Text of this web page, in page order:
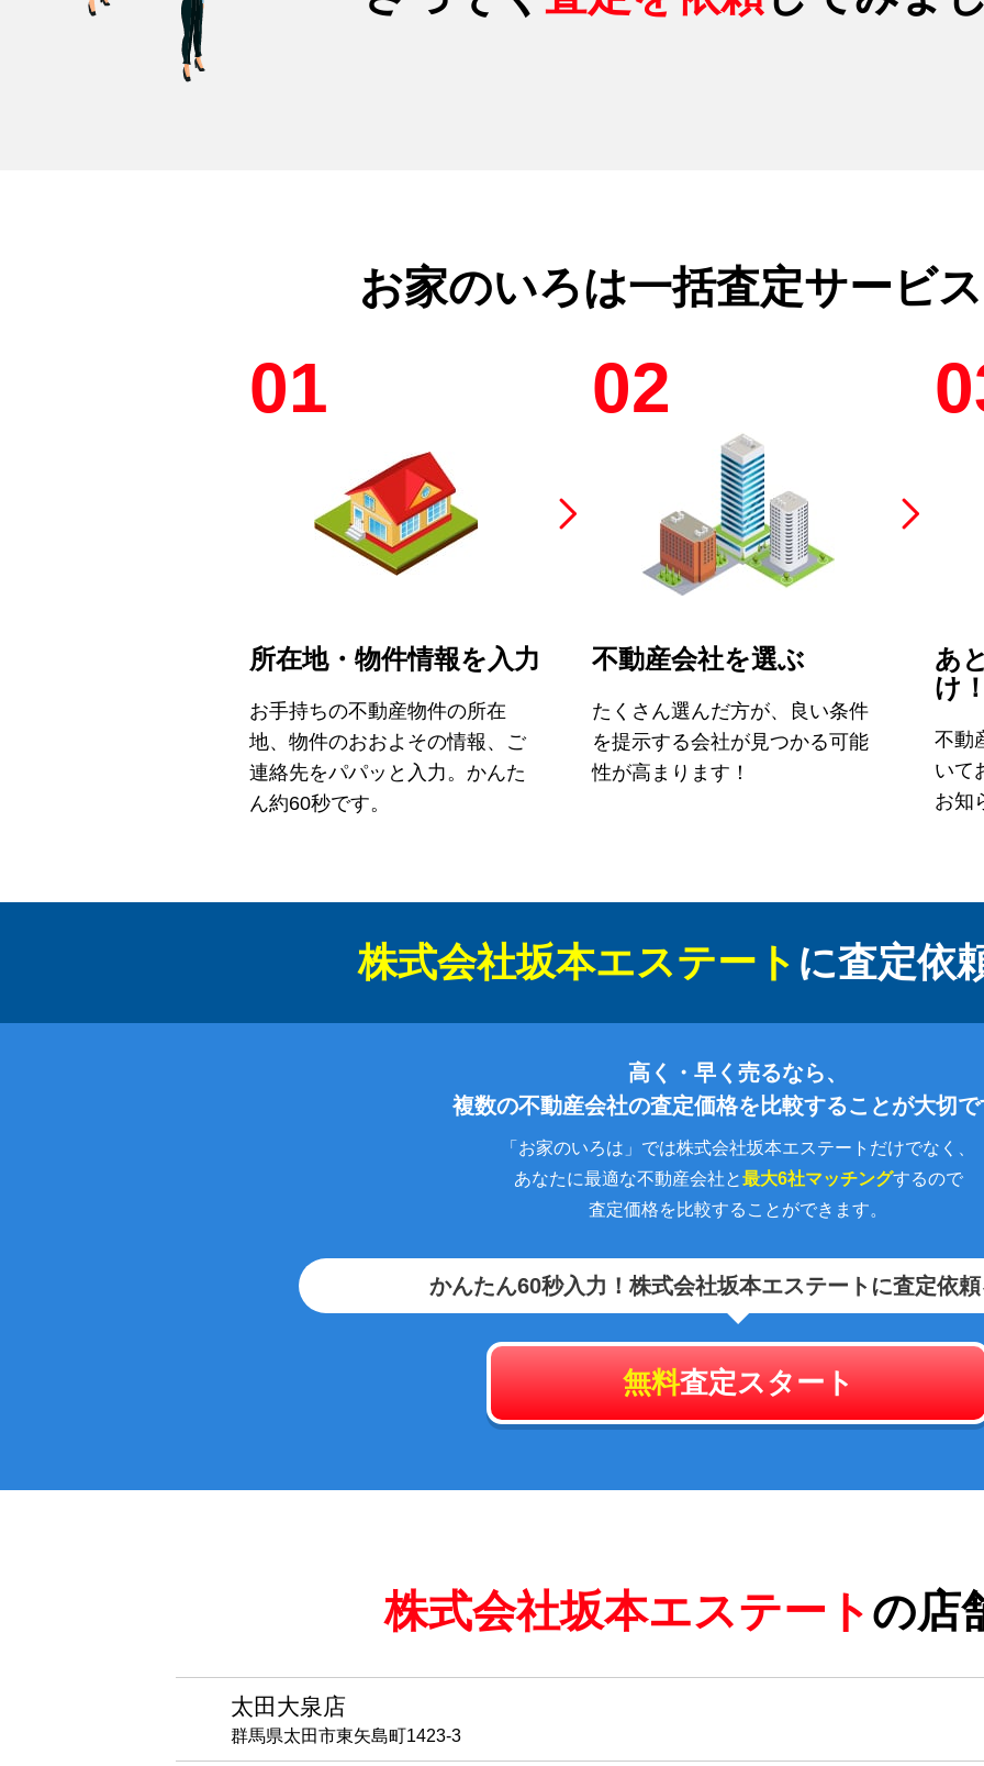
お家のいろは一括査定サービ
01
所在地・物件情報を入力
お手持ちの不動産物件の所在
地、物件のおおよその情報、ご
連絡先をパパッと入力。かんた
ん約60秒です。
02
不動産会社を選ぶ
たくさん選んだ方が、良い条件
を提示する会社が見つかる可能
性が高まります！
あ
け
不動
いて
お知
株式会社坂本エステート に査定依
高く・早く売るなら、
複数の不動産会社の査定価格を比較することが大切
「お家のいろは」では株式会社坂本エステートだけでなく、
あなたに最適な不動産会社と最大6社マッチングするので
査定価格を比較することができます。
かんたん60秒入力！ 株式会社坂本エステートに査定依
無料査定スタート
株式会社坂本エステート の店
太田大泉店
群馬県太田市東矢島町1423-3